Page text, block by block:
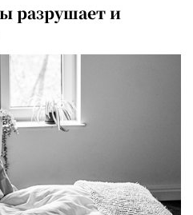
разрушает и